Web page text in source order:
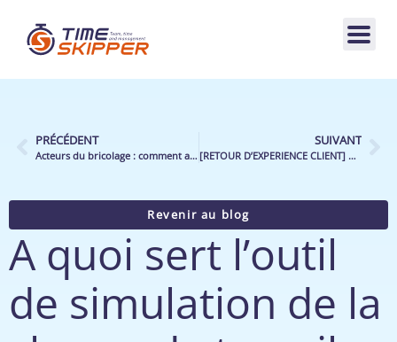
PRÉCÉDENT
Acteurs du bricolage : comment augmenter votre chiffre d’affaires e-commerce à iso effectif ?
SUIVANT
[RETOUR D’EXPERIENCE CLIENT] Découvrez comment Makro Belgique a pu gagner en réactivité face aux aléas de l’activité grâce à Timeskipper
Revenir au blog
A quoi sert l’outil
de simulation de la